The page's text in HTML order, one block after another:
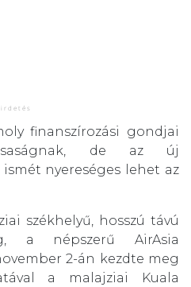
finanszírozási gondjai
de az új
nyereséges lehet az
székhelyű, hosszú távú
a népszerű AirAsia
2-án kezdte meg
a malajziai Kuala